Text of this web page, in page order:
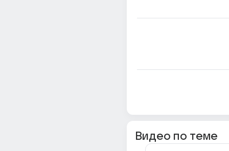
Видео по теме